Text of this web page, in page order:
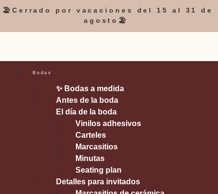
🏖️Cerrado por vacaciones del 15 al 31 de
agosto🏖️
Bodas
✨ Bodas a medida
Antes de la boda
El día de la boda
Vinilos adhesivos
Carteles
Marcasitios
Minutas
Seating plan
Detalles para invitados